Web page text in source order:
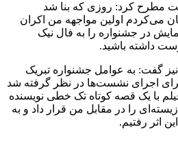
مطرح کرد: روزی که بنا شد
می‌کردم اولین مواجهه من اکران
در جشنواره را به فال نیک
داشته باشید.
گفت: به عوامل جشنواره تبریک
برای اجرای نشست‌ها در نظر گرفته شد
با یک‌ قصه کوتاه تک خطی نویسنده
را در مقابل من قرار داد و به
اثر رفتیم.